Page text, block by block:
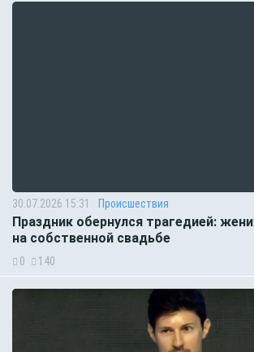
30.07.2026 15:31 Происшествия
Праздник обернулся трагедией:
на собственной свадьбе
0 140